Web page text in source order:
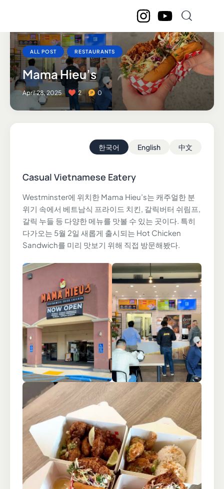
ALL POST RESTAURANTS
Mama Hieu’s
April 28, 2025 2 0
한국어 English 中文
Casual Vietnamese Eatery
Westminster에 위치한 Mama Hieu’s는 캐주얼한 분
위기 속에서 베트남식 프라이드 치킨, 갈릭버터 쉬림프,
갈릭 누들 등 다양한 메뉴를 맛볼 수 있는 곳이다. 특히
다가오는 5월 2일 새롭게 출시되는 Hot Chicken
Sandwich를 미리 맛보기 위해 직접 방문해봤다.